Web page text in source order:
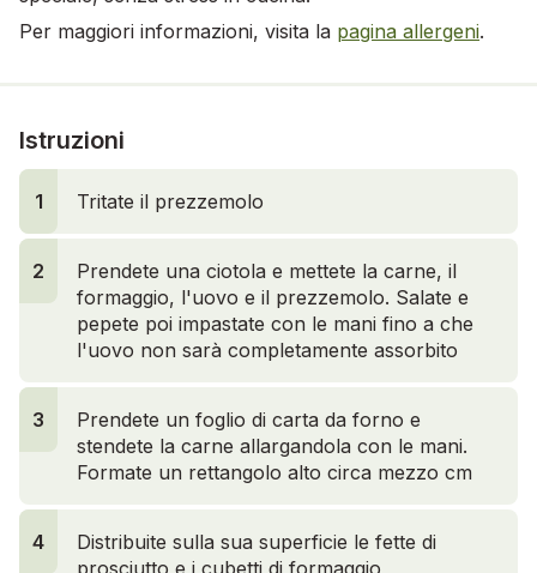
Per maggiori informazioni, visita la pagina allergeni.
Istruzioni
1 Tritate il prezzemolo
Prendete una ciotola e mettete la carne, il
formaggio, l'uovo e il prezzemolo. Salate e
pepete poi impastate con le mani fino a che
l'uovo non sarà completamente assorbito
2
3
Prendete un foglio di carta da forno e
stendete la carne allargandola con le mani.
Formate un rettangolo alto circa mezzo cm
4
Distribuite sulla sua superficie le fette di